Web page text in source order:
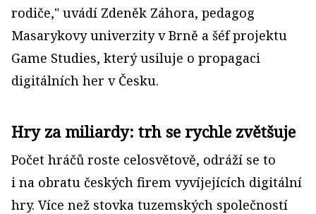
rodiče," uvádí Zdeněk Záhora, pedagog
Masarykovy univerzity v Brně a šéf projektu
Game Studies, který usiluje o propagaci
digitálních her v Česku.
Hry za miliardy: trh se rychle zvětšuje
Počet hráčů roste celosvětově, odráží se to
i na obratu českých firem vyvíjejících digitální
hry. Více než stovka tuzemských společností